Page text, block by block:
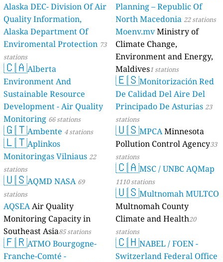
Alaska DEC- Division Of Air
Quality Information,
Alaska Department Of
Enviromental Protection 73
stations
🇨🇦Alberta
Environment And
Sustainable Resource
Development - Air Quality
Monitoring 66 stations
🇬🇹Ambente 4 stations
🇱🇹Aplinkos
Monitoringas Vilniaus 22
stations
🇺🇸AQMD NASA 69
stations
AQSEAAir Quality
Monitoring Capacity in
Southeast Asia85 stations
🇫🇷ATMO Bourgogne-
Franche-Comté -
Planning – Republic Of
North Macedonia 22 stations
Moenv.mvMinistry of
Climate Change,
Environment and Energy,
Maldives1 stations
🇪🇸Monitorización Red
De Calidad Del Aire Del
Principado De Asturias 23
stations
🇺🇸MPCAMinnesota
Pollution Control Agency33
stations
🇨🇦MSC / UNBC AQMap
1110 stations
🇺🇸Multnomah MULTCO
Multnomah County
Climate and Health20
stations
🇨🇭NABEL / FOEN -
Switzerland Federal Office